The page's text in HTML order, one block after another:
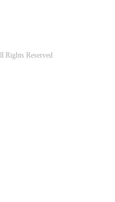
Rights Reserved